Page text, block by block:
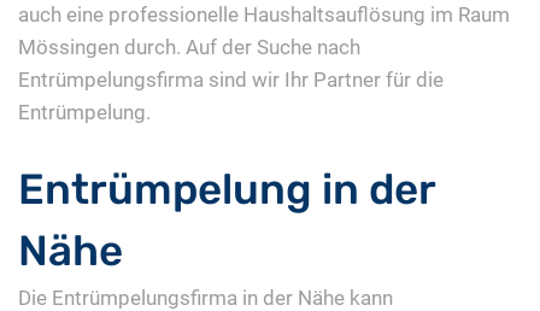
auch eine professionelle Haushaltsauflösung im Raum
Mössingen durch. Auf der Suche nach
Entrümpelungsfirma sind wir Ihr Partner für die
Entrümpelung.
Entrümpelung in der
Nähe
Die Entrümpelungsfirma in der Nähe kann